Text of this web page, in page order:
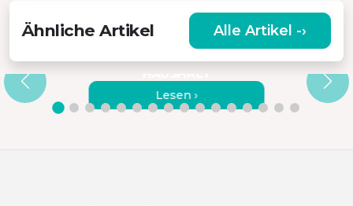
Ähnliche Artikel Alle Artikel -›
ÄUSSERST TRAGBARER S
TAUBSAUGER FÜR AUTO UND H
AUSHALT
Lesen ›